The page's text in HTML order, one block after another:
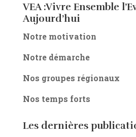
VEA :Vivre Ensemble
Aujourd’hui
Notre motivation
Notre démarche
Nos groupes régionaux
Nos temps forts
Les dernières